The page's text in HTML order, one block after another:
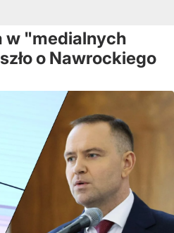
w "medialnych
o Nawrockiego